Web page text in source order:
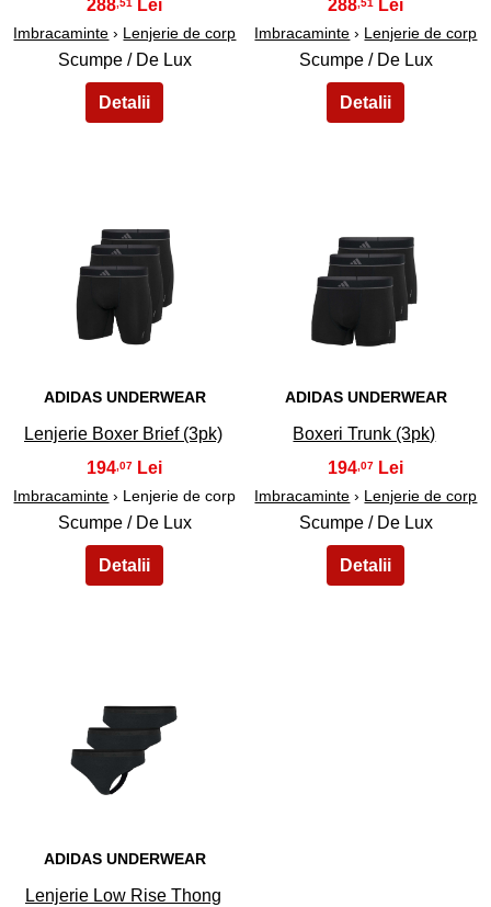
288 ,51
Imbracaminte › Lenjerie de corp
Scumpe / De Lux
288 ,51
Imbracaminte › Lenjerie de corp
Scumpe / De Lux
ADIDAS UNDERWEAR
Lenjerie Boxer Brief (3pk)
194 ,07
Imbracaminte › Lenjerie de corp
Scumpe / De Lux
ADIDAS UNDERWEAR
Boxeri Trunk (3pk)
194 ,07
Imbracaminte › Lenjerie de corp
Scumpe / De Lux
ADIDAS UNDERWEAR
Lenjerie Low Rise Thong